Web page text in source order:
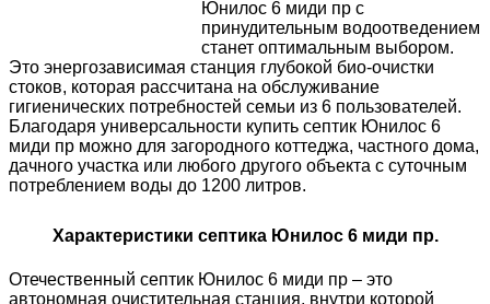
Юнилос 6 миди пр с
принудительным водоотведением
станет оптимальным выбором.
Это энергозависимая станция глубокой био-очистки
стоков, которая рассчитана на обслуживание
гигиенических потребностей семьи из 6 пользователей.
Благодаря универсальности купить септик Юнилос 6
миди пр можно для загородного коттеджа, частного дома,
дачного участка или любого другого объекта с суточным
потреблением воды до 1200 литров.
Характеристики септика Юнилос 6 миди пр.
Отечественный септик Юнилос 6 миди пр – это
автономная очистительная станция, внутри которой